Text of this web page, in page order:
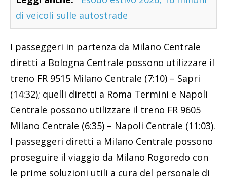
di veicoli sulle autostrade
I passeggeri in partenza da Milano Centrale
diretti a Bologna Centrale possono utilizzare il
treno FR 9515 Milano Centrale (7:10) – Sapri
(14:32); quelli diretti a Roma Termini e Napoli
Centrale possono utilizzare il treno FR 9605
Milano Centrale (6:35) – Napoli Centrale (11:03).
I passeggeri diretti a Milano Centrale possono
proseguire il viaggio da Milano Rogoredo con
le prime soluzioni utili a cura del personale di